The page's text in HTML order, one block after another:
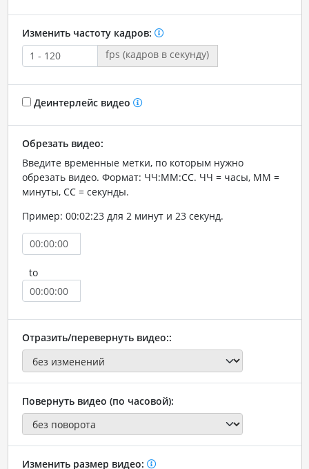
Изменить частоту кадров:
fps (кадров в секунду)
Деинтерлейс видео
Обрезать видео:
Введите временные метки, по которым нужно
обрезать видео. Формат: ЧЧ:ММ:СС. ЧЧ = часы, ММ =
минуты, СС = секунды.
Пример: 00:02:23 для 2 минут и 23 секунд.
to
Отразить/перевернуть видео::
Повернуть видео (по часовой):
Изменить размер видео: